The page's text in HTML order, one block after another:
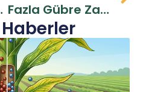
Anahtarı Fazla Gübre Zarar Verir Mi?